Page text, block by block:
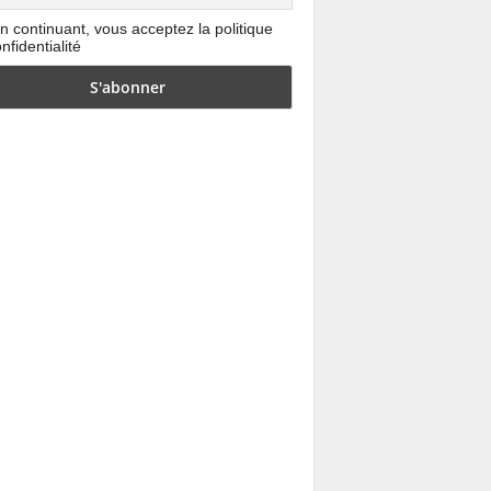
continuant, vous acceptez la politique